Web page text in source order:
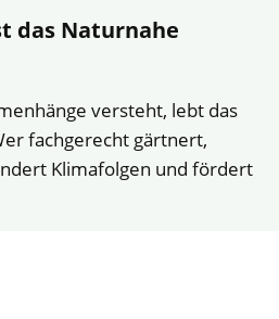
das Naturnahe
versteht, lebt das
fachgerecht gärtnert,
Klimafolgen und fördert